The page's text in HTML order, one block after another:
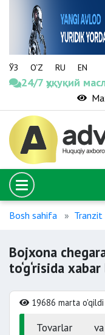
ЎЗ O‘Z RU EN
24/7 ҳуқуқий
Bosh sahifa Tranzit
Bojxona
to‘g‘risida
19686 marta o'qildi
Tovarlar